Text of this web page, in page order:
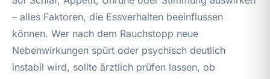
– alles Faktoren, die Essverhalten beeinflussen
können. Wer nach dem Rauchstopp neue
Nebenwirkungen spürt oder psychisch deutlich
instabil wird, sollte ärztlich prüfen lassen, ob